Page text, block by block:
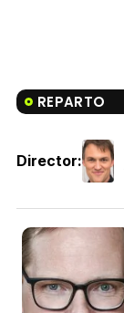
REPARTO
Director: